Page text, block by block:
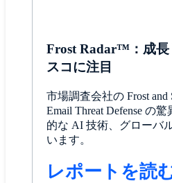
Frost Radar™：成長
スコに注目
市場調査会社の Frost and
Email Threat Defense の
的な AI 技術、グローバ
います。
レポートを読